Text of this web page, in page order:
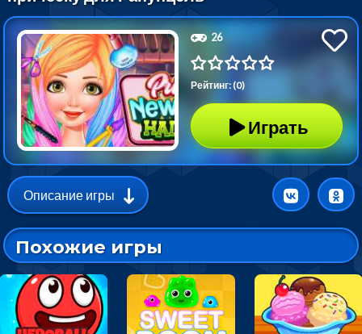
26
Рейтинг: (0)
Играть
Описание игры
Похожие игры